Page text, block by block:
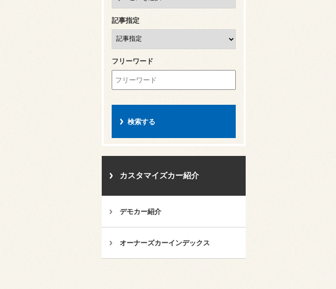
記事指定
フリーワード
カスタマイズカー紹介
デモカー紹介
オーナーズカーインデックス